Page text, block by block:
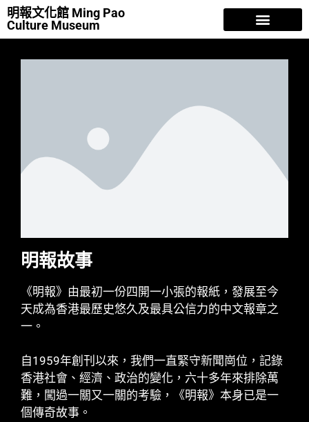
明報文化館 Ming Pao
Culture Museum
明報故事
《明報》由最初一份四開一小張的報紙，發展至今
天成為香港最歷史悠久及最具公信力的中文報章之
一。
自1959年創刊以來，我們一直緊守新聞崗位，記錄
香港社會、經濟、政治的變化，六十多年來排除萬
難，闖過一關又一關的考驗，《明報》本身已是一
個傳奇故事。